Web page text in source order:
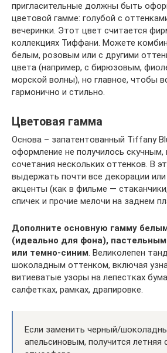
пригласительные должны быть
цветовой гамме: голубой с
вечеринки. Этот цвет считается
коллекциях Тиффани. Можете
белым, розовым или с другими
цвета (например, с бирюзовым,
морской волны), но главное, чтобы
гармонично и стильно.
Цветовая гамма
Основа – запатентованный Tiffany
оформление не получилось скучным,
сочетания нескольких оттенков. В
выдержать почти все декорации
акценты (как в фильме —
спичек и прочие мелочи на заднем
Дополните основную гамму
(идеально для фона),
или темно-синим. Великолепен
шоколадным оттенком, включая
витиеватые узоры на лепестках
салфетках, рамках, драпировке.
Если заменить черный/
апельсиновым, получится летняя